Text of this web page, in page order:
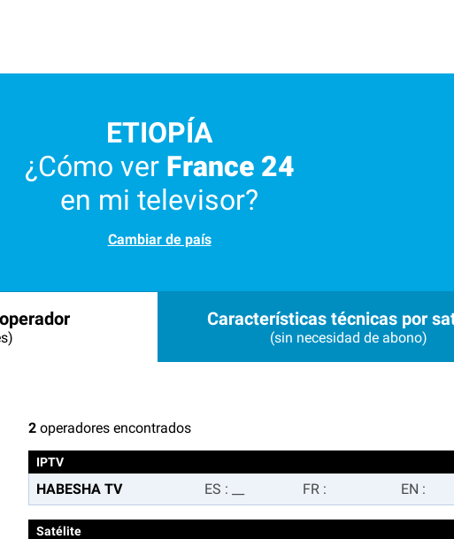
ETIOPÍA
¿Cómo ver France 24
en mi televisor?
Cambiar de país
Características técnicas por
(sin necesidad de abono)
2 operadores encontrados
IPTV
HABESHA TV ES : FR : EN :
Satélite